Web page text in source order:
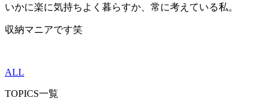
いかに楽に気持ちよく暮らすか、常に考えている私。
収納マニアです笑
ALL
TOPICS一覧